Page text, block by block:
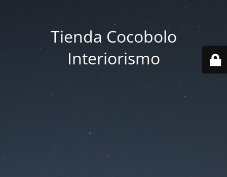
Tienda Cocobolo
Interiorismo